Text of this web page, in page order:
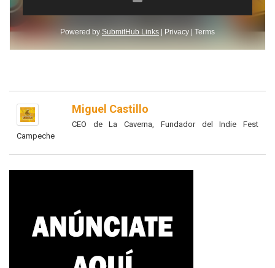
Miguel Castillo
CEO de La Caverna, Fundador del Indie Fest
Campeche